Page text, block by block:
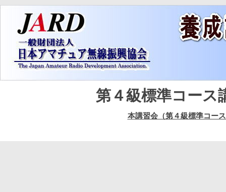
第４級標準コース
本講習会（第４級標準コー